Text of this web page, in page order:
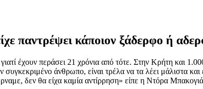
παντρέψει κάποιον ξάδερφο ή
έχουν περάσει 21 χρόνια από τότε. Στην Κρήτη και
άνθρωπο, είναι τρέλα να τα λέει μάλιστα
δεν θα είχα καμία αντίρρηση» είπε η Ντόρα